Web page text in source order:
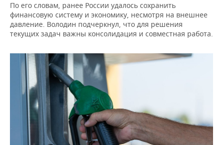
ХОККЕЙ С МЯЧОМ
ПРОИСШЕСТВИЯ
По его словам, ранее России удалось сохранить
финансовую систему и экономику, несмотря на внешнее
давление. Володин подчеркнул, что для решения
текущих задач важны консолидация и совместная работа.